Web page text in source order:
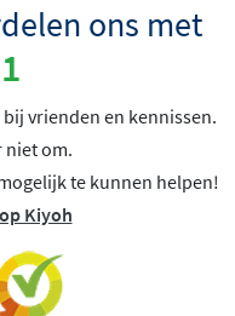
ons met
vrienden en kennissen.
niet om.
te kunnen helpen!
Kiyoh